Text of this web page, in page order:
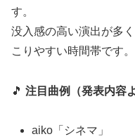
す。
没入感の高い演出が多
こりやすい時間帯です。
🎵 注目曲例（発表内容
aiko「シネマ」